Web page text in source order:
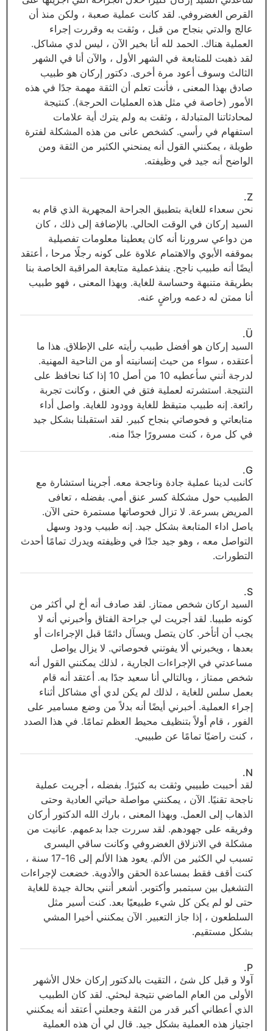
القرص الغضروفي. لقد كانت عملية صعبة ، ولكن منذ أن
عالج والدتي بنجاح من قبل ، وثقت به وقررت إجراء
العملية هناك. الحمد لله أنا بخير الآن ، ليس لدي مشاكل.
لقد ذهبت للمتابعة في الشهر الأول ، والآن أنا في الشهر
الثالث وسوف أعود مرة أخرى. دكتور إركان هو طبيب
صادق بهذا المعنى ، فأنت تعلم أن الثقة مهمة جدًا في هذه
الأمور (خاصة في مثل هذه العمليات الحرجة). كنتيجة
لمحادثاتنا المتبادلة ، وثقت به ولم يترك أية علامات
استفهام في رأسي. كشخص عانى من هذه المشكلة لفترة
طويلة ، يمكنني القول أنه يمنحني الكثير من الثقة ومن
الواضح أنه جيد في وظيفته.
Z.
نحن سعداء للغاية بتطبيق الجراحة المجهرية الذي قام به
السيد إركان في الوقت الحالي. بالإضافة إلى ذلك ، كان
من دواعي سرورنا أنه كان يعطينا معلومات تفصيلية
بموقفه الأبوي والاهتمام علاوة على كونه رجلًا مرحا ، أعتقد
أيضًا أنه طبيب ناجح. ينفذعملية متابعة المراقبة الخاصة بنا
بطريقة متنبهة وحساسة للغاية. وبهذا المعنى ، فهو طبيب
أنا ممتن له دعمه وراضٍ عنه.
Ü.
السيد إركان هو أفضل طبيب رأيته على الإطلاق. هذا ما
أعتقده ، سواء من حيث إنسانيته أو من الناحية المهنية.
لدرجة أنني سأعطيه 10 من أصل 10 إذا كنا نحافظ على
النتيجة. استشرته لعملية فتق في العنق ، وكانت تجربة
رائعة. إنه طبيب متيقظ للغاية وودود للغاية. واصل أداء
متابعاتي و فحوصاتي بنجاح كبير. لقد استقبلنا بشكل جيد
في كل مرة ، كنت مسرورًا جدًا منه.
G.
كانت لدينا عملية جادة وناجحة معه. أجرينا استشارة مع
الطبيب حول مشكلة كسر عنق أمي. بفضله ، تعافى
المريض بسرعة. لا تزال فحوصاتها مستمرة حتى الآن.
ياصل اداء المتابعة بشكل جيد. إنه طبيب ودود وسهل
التواصل معه ، وهو جيد جدًا في وظيفته ويدرك تمامًا أحدث
التطورات.
S.
السيد اركان شخص ممتاز. لقد صادف أنه أخ لي أكثر من
كونه طبيبا. لقد أجريت لي جراحة الفتاق وأخبرني أنه لا
يجب أن أتأخر. كان يتصل ويسآل دائمًا قبل الإجراءات أو
بعدها ، ويخبرني ألا يفوتني فحوصاتي. لا يزال يواصل
مساعدتي في الإجراءات الجارية ، لذلك يمكنني القول أنه
شخص ممتاز ، وبالتالي أنا سعيد جدًا به. أعتقد أنه قام
بعمل سلس للغاية ، لذلك لم يكن لدي أي مشاكل أثناء
إجراء العملية. أخبرني أيضًا أنه بدلاً من وضع مسامير على
الفور ، قام أولاً بتنظيف محيط العظم تمامًا. في هذا الصدد
، كنت راضيًا تمامًا عن طبيبي.
N.
لقد أحببت طبيبي وثقت به كثيرًا. بفضله ، أجريت عملية
ناجحة تقنيًا. الآن ، يمكنني مواصلة حياتي العادية وحتى
الذهاب إلى العمل. وبهذا المعنى ، بارك الله الدكتور أركان
وفريقه على جهودهم. لقد سررت جدا بدعمهم. عانيت من
مشكلة في الانزلاق الغضروفي وكانت ساقي اليسرى
تسبب لي الكثير من الألم. يعود هذا الألم إلى 16-17 سنة ،
كنت أقف فقط بمساعدة الحقن والأدوية. خضعت لإجراءات
التشغيل بين سبتمبر وأكتوبر. أشعر أنني بحالة جيدة للغاية
حتى لو لم يكن كل شيء طبيعيًا بعد. كنت أسير مثل
السلطعون ، إذا جاز التعبير. الآن يمكنني أخيرا المشي
بشكل مستقيم.
P.
آولا و قبل كل شئ ، التقيت بالدكتور إركان خلال الأشهر
الأولى من العام الماضي نتيجة لبحثي. لقد كان الطبيب
الذي أعطاني أكبر قدر من الثقة وجعلني أعتقد أنه يمكنني
اجتياز هذه العملية بشكل جيد. قال لي أن هذه العملية